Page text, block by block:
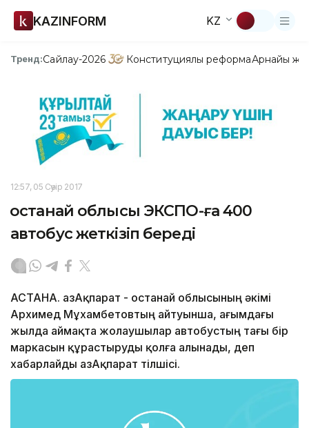
KAZINFORM KZ
Тренд:Сайлау-2026 Конституциялық реформаАрнайы
12:57, 05 Сәуір 2017
Қостанай облысы ЭКСПО-ға 400
автобус жеткізіп береді
АСТАНА. ҚазАқпарат - Қостанай облысының әкімі
Арxимед Мұxамбетовтың айтуынша, ағымдағы
жылда аймақта жолаушылар автобустың тағы бір
маркасын құрастыруды қолға алынады, деп
xабарлайды ҚазАқпарат тілшісі.